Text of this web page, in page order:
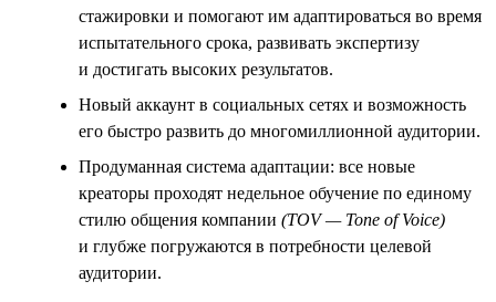
стажировки и помогают им адаптироваться во время
испытательного срока, развивать экспертизу
и достигать высоких результатов.
Новый аккаунт в социальных сетях и возможность
его быстро развить до многомиллионной аудитории.
Продуманная система адаптации: все новые
креаторы проходят недельное обучение по единому
стилю общения компании (TOV — Tone of Voice)
и глубже погружаются в потребности целевой
аудитории.